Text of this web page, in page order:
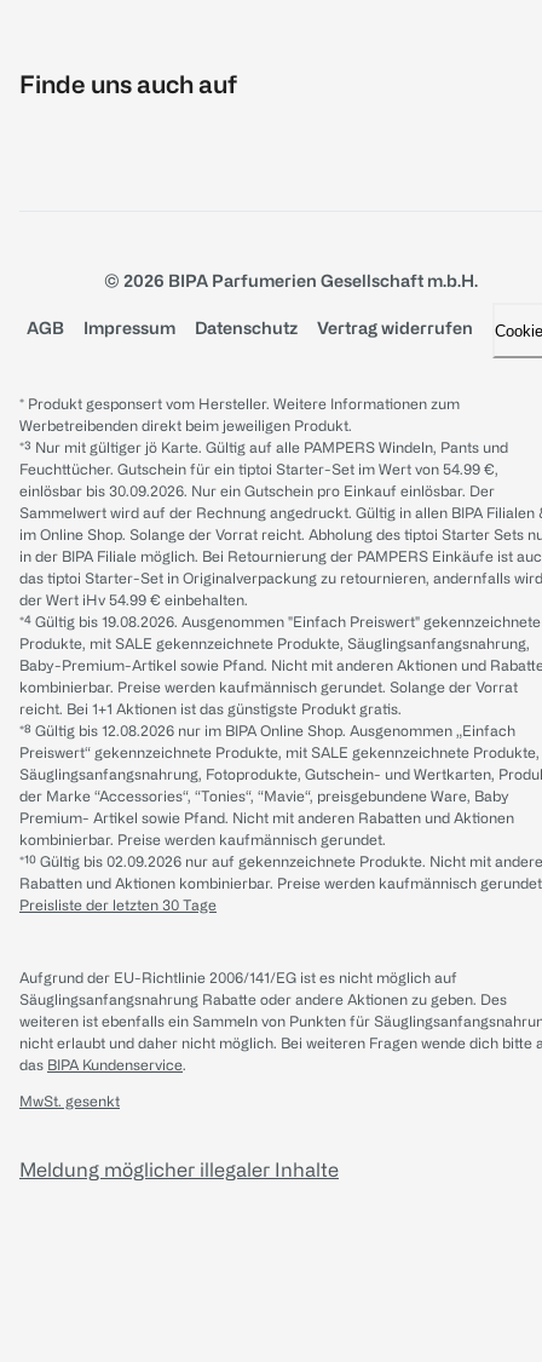
Finde uns auch auf
© 2026 BIPA Parfumerien Gesellschaft m.b.H.
AGB Impressum Datenschutz Vertrag widerrufen
* Produkt gesponsert vom Hersteller. Weitere Informationen zum
Werbetreibenden direkt beim jeweiligen Produkt.
*³ Nur mit gültiger jö Karte. Gültig auf alle PAMPERS Windeln, Pants und
Feuchttücher. Gutschein für ein tiptoi Starter-Set im Wert von 54.99 €,
einlösbar bis 30.09.2026. Nur ein Gutschein pro Einkauf einlösbar. Der
Sammelwert wird auf der Rechnung angedruckt. Gültig in allen BIPA Filialen
im Online Shop. Solange der Vorrat reicht. Abholung des tiptoi Starter Sets
in der BIPA Filiale möglich. Bei Retournierung der PAMPERS Einkäufe ist
das tiptoi Starter-Set in Originalverpackung zu retournieren, andernfalls wird
der Wert iHv 54.99 € einbehalten.
*⁴ Gültig bis 19.08.2026. Ausgenommen "Einfach Preiswert" gekennzeichnete
Produkte, mit SALE gekennzeichnete Produkte, Säuglingsanfangsnahrung,
Baby-Premium-Artikel sowie Pfand. Nicht mit anderen Aktionen und
kombinierbar. Preise werden kaufmännisch gerundet. Solange der Vorrat
reicht. Bei 1+1 Aktionen ist das günstigste Produkt gratis.
*⁸ Gültig bis 12.08.2026 nur im BIPA Online Shop. Ausgenommen „Einfach
Preiswert“ gekennzeichnete Produkte, mit SALE gekennzeichnete Produkte,
Säuglingsanfangsnahrung, Fotoprodukte, Gutschein- und Wertkarten,
der Marke “Accessories“, “Tonies“, “Mavie“, preisgebundene Ware, Baby
Premium- Artikel sowie Pfand. Nicht mit anderen Rabatten und Aktionen
kombinierbar. Preise werden kaufmännisch gerundet.
*¹⁰ Gültig bis 02.09.2026 nur auf gekennzeichnete Produkte. Nicht mit
Rabatten und Aktionen kombinierbar. Preise werden kaufmännisch
Preisliste der letzten 30 Tage
Aufgrund der EU-Richtlinie 2006/141/EG ist es nicht möglich auf
Säuglingsanfangsnahrung Rabatte oder andere Aktionen zu geben. Des
weiteren ist ebenfalls ein Sammeln von Punkten für
nicht erlaubt und daher nicht möglich. Bei weiteren Fragen wende dich bitte
das BIPA Kundenservice.
MwSt. gesenkt
Meldung möglicher illegaler Inhalte